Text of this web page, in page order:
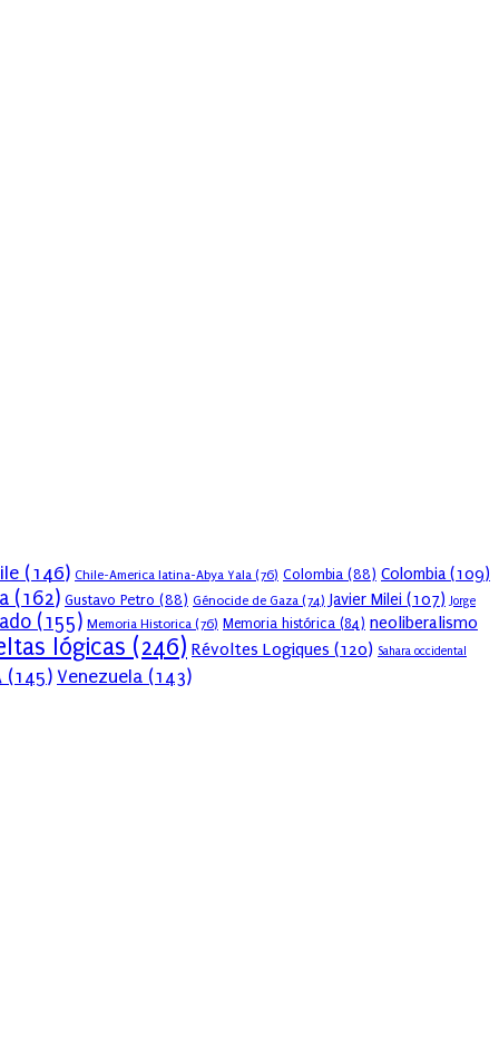
(146) Chile-America latina-Abya Yala (76) Colombia (88) Colombia(109)
(162) Gustavo Petro (88) Génocide de Gaza (74) Javier Milei (107) Jorge
(155) Memoria Historica (76) Memoria histórica (84) neoliberalismo
lógicas (246) Révoltes Logiques (120) Sahara occidental
(145) Venezuela (143)